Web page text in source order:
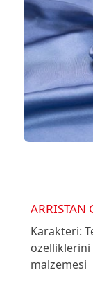
ARRISTAN
Karakteri:
özelliklerini
malzemesi